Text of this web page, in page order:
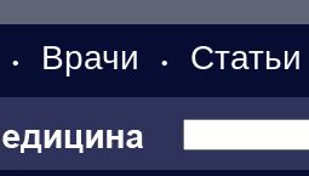
• Врачи • Статьи